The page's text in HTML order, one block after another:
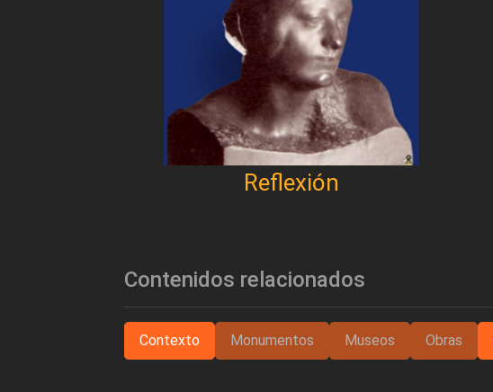
Reflexión
Contenidos relacionados
Contexto Monumentos Museos Obras